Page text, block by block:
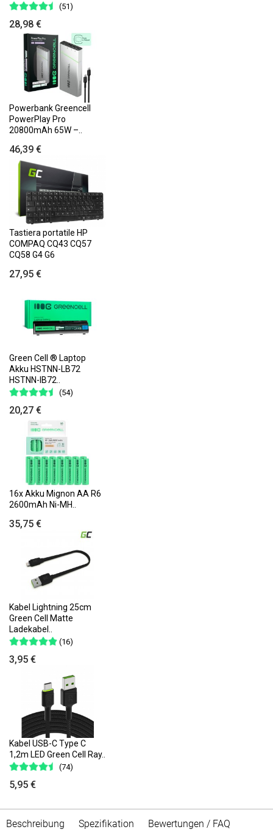
(51)
28,98 €
Powerbank Greencell
PowerPlay Pro
20800mAh 65W –..
46,39 €
Tastiera portatile HP
COMPAQ CQ43 CQ57
CQ58 G4 G6
27,95 €
Green Cell ® Laptop
Akku HSTNN-LB72
HSTNN-IB72..
(54)
20,27 €
16x Akku Mignon AA R6
2600mAh Ni-MH..
35,75 €
Kabel Lightning 25cm
Green Cell Matte
Ladekabel..
(16)
3,95 €
Kabel USB-C Type C
1,2m LED Green Cell Ray..
(74)
5,95 €
Beschreibung Spezifikation Bewertungen / FAQ